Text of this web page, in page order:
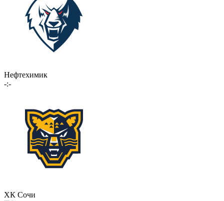
Нефтехимик
-:-
ХК Сочи